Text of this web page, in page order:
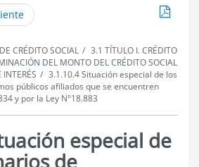
CRÉDITO SOCIAL
3.1 TÍTULO I. CRÉDITO
DEL MONTO DEL CRÉDITO SOCIAL
INTERÉS
3.1.10.4 Situación especial de los
públicos afiliados que se encuentren
y por la Ley N°18.883
especial de
de